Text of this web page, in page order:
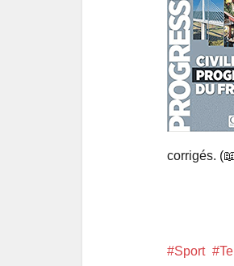
corrigés. (📖
Sport